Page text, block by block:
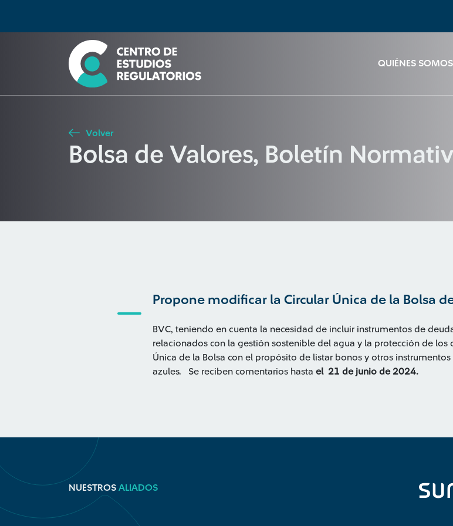
QUIÉNES SOMOS
Seleccione país
Buscar
Volver
Bolsa de Valores, Boletín
Propone modificar la Circular Única de la Bolsa
BVC, teniendo en cuenta la necesidad de incluir instrumentos de
relacionados con la gestión sostenible del agua y la protección de los
Única de la Bolsa con el propósito de listar bonos y otros
azules. Se reciben comentarios hasta el 21 de junio de 2024.
NUESTROS ALIADOS